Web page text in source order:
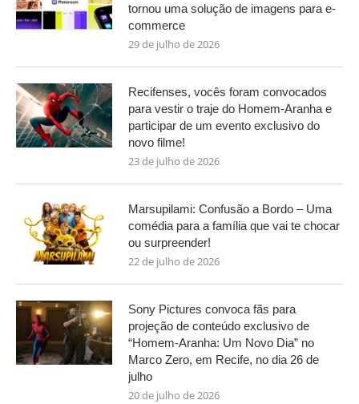
tornou uma solução de imagens para e-
commerce
29 de julho de 2026
Recifenses, vocês foram convocados
para vestir o traje do Homem-Aranha e
participar de um evento exclusivo do
novo filme!
23 de julho de 2026
Marsupilami: Confusão a Bordo – Uma
comédia para a família que vai te chocar
ou surpreender!
22 de julho de 2026
Sony Pictures convoca fãs para
projeção de conteúdo exclusivo de
“Homem-Aranha: Um Novo Dia” no
Marco Zero, em Recife, no dia 26 de
julho
20 de julho de 2026